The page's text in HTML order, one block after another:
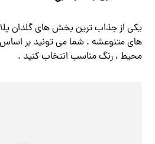
یکی از جذاب ترین بخش‌ های گلدان
های متنوعشه . شما می ‌تونید بر
محیط ، رنگ مناسب انتخاب کنید .